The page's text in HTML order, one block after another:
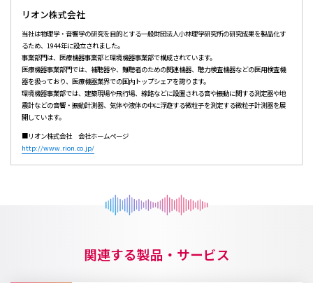
リオン株式会社
当社は物理学・音響学の研究を目的とする一般財団法人小林理学研究所の研究成果を製品化す
るため、1944年に設立されました。
事業部門は、医療機器事業部と環境機器事業部で構成されています。
医療機器事業部門では、補聴器や、難聴者のための関連機器、聴力検査機器などの医用検査機
器を扱っており、医療機器業界での国内トップシェアを誇ります。
環境機器事業部では、建築現場や飛行場、線路などに設置される音や振動に関する測定器や地
震計などの音響・振動計測器、気体や液体の中に浮遊する微粒子を測定する微粒子計測器を展
開しています。
■リオン株式会社 会社ホームページ
http://www.rion.co.jp/
関連する製品・サービス